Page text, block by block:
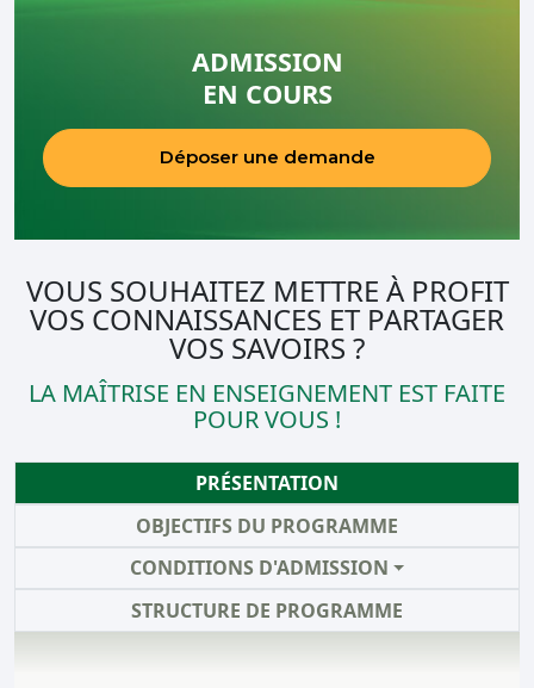
ADMISSION
EN COURS
Déposer une demande
VOUS SOUHAITEZ METTRE À PROFIT
VOS CONNAISSANCES ET PARTAGER
VOS SAVOIRS ?
LA MAÎTRISE EN ENSEIGNEMENT EST FAITE
POUR VOUS !
PRÉSENTATION
OBJECTIFS DU PROGRAMME
CONDITIONS D'ADMISSION
STRUCTURE DE PROGRAMME